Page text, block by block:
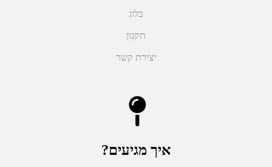
בלוג
תקנון
יצירת קשר
איך מגיעים?